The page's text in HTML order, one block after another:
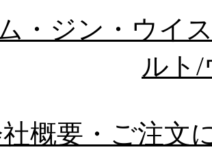
・ジン・ウイ
ルト/
概要・ご注文